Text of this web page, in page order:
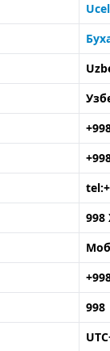
998
998